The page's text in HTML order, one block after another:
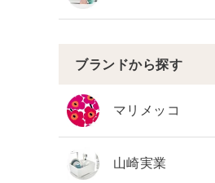
ブランドから探す
マリメッコ
山崎実業